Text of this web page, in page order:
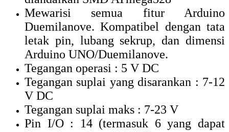
Mewarisi semua fitur Arduino
Duemilanove. Kompatibel dengan tata
letak pin, lubang sekrup, dan dimensi
Arduino UNO/Duemilanove.
Tegangan operasi : 5 V DC
Tegangan suplai yang disarankan : 7-12
V DC
Tegangan suplai maks : 7-23 V
Pin I/O : 14 (termasuk 6 yang dapat